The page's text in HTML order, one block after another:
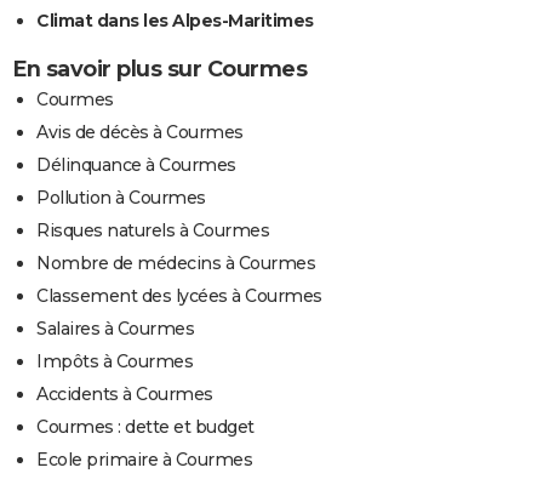
Climat dans les Alpes-Maritimes
En savoir plus sur Courmes
Courmes
Avis de décès à Courmes
Délinquance à Courmes
Pollution à Courmes
Risques naturels à Courmes
Nombre de médecins à Courmes
Classement des lycées à Courmes
Salaires à Courmes
Impôts à Courmes
Accidents à Courmes
Courmes : dette et budget
Ecole primaire à Courmes